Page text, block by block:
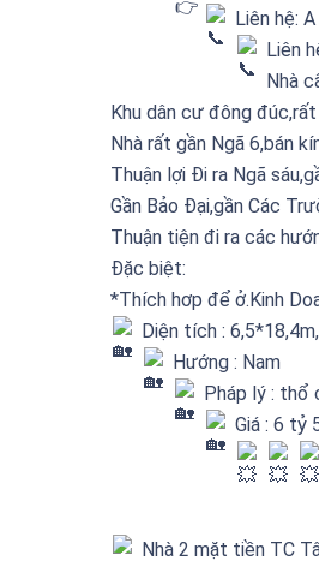
Liên hệ:
Liên
Nhà
Khu dân cư đông
Nhà rất gần Ngã 6,bán
Thuận lợi Đi ra Ngã
Gần Bảo Đại,gần Các
Thuận tiện đi ra các
Đặc biệt:
*Thích hơp để ở.Kinh
Diện tích :
Hướng : Nam
Pháp lý : thổ
Giá : 6 tỷ
Nhà 2 mặt tiền TC